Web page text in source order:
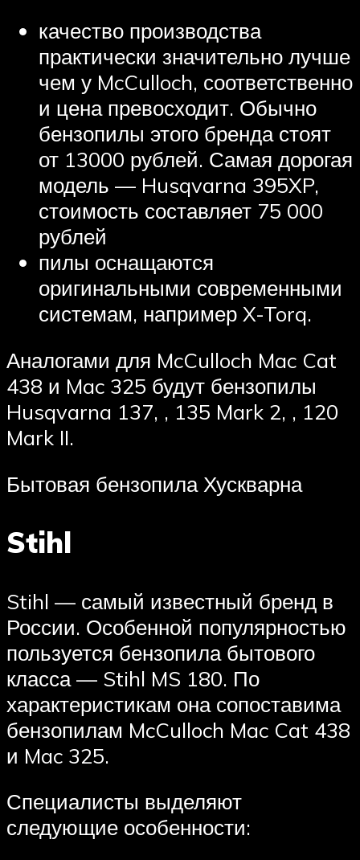
качество производства
практически значительно лучше
чем у McCulloch, соответственно
и цена превосходит. Обычно
бензопилы этого бренда стоят
от 13000 рублей. Самая дорогая
модель — Husqvarna 395XP,
стоимость составляет 75 000
рублей
пилы оснащаются
оригинальными современными
системам, например X-Torq.
Аналогами для McCulloch Mac Cat
438 и Mac 325 будут бензопилы
Husqvarna 137, , 135 Mark 2, , 120
Mark II.
Бытовая бензопила Хускварна
Stihl
Stihl — самый известный бренд в
России. Особенной популярностью
пользуется бензопила бытового
класса — Stihl MS 180. По
характеристикам она сопоставима
бензопилам McCulloch Mac Cat 438
и Mac 325.
Специалисты выделяют
следующие особенности: